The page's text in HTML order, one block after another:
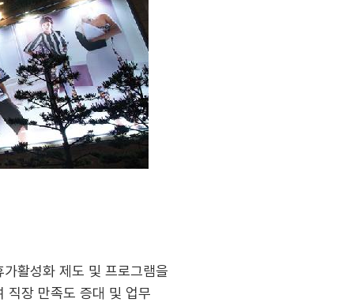
활성화 제도 및 프로그램을
직장 만족도 증대 및 업무